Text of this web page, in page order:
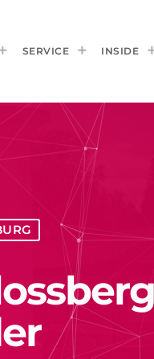
SERVICE INSIDE